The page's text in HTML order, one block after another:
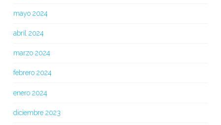
mayo 2024
abril 2024
marzo 2024
febrero 2024
enero 2024
diciembre 2023